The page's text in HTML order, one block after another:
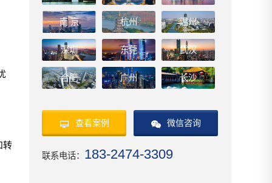
南 京 杭州 温州
深圳 东莞 武汉
合肥 广州 长沙
查看案例 微信咨询
联系电话： 183-2474-3309
转